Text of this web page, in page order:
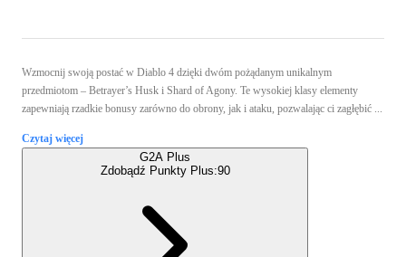
Wzmocnij swoją postać w Diablo 4 dzięki dwóm pożądanym unikalnym
przedmiotom – Betrayer’s Husk i Shard of Agony. Te wysokiej klasy elementy
zapewniają rzadkie bonusy zarówno do obrony, jak i ataku, pozwalając ci zagłębić ...
Czytaj więcej
G2A Plus
Zdobądź Punkty Plus:90